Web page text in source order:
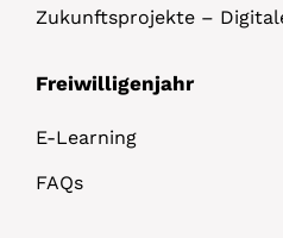
Zukunftsprojekte –
Freiwilligenjahr
E-Learning
FAQs